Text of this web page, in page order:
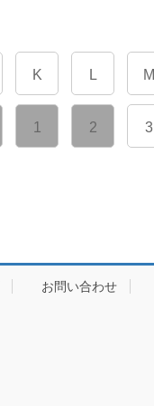
K L M
1 2 3
お問い合わせ